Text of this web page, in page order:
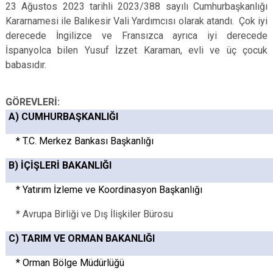
23 Ağustos 2023 tarihli 2023/388 sayılı Cumhurbaşkanlığı
Kararnamesi ile Balıkesir Vali Yardımcısı olarak atandı. Çok iyi
derecede İngilizce ve Fransızca ayrıca iyi derecede
İspanyolca bilen Yusuf İzzet Karaman, evli ve üç çocuk
babasıdır.
GÖREVLERİ:
A) CUMHURBAŞKANLIĞI
* T.C. Merkez Bankası Başkanlığı
B) İÇİŞLERİ BAKANLIĞI
* Yatırım İzleme ve Koordinasyon Başkanlığı
* Avrupa Birliği ve Dış İlişkiler Bürosu
C) TARIM VE ORMAN BAKANLIĞI
* Orman Bölge Müdürlüğü